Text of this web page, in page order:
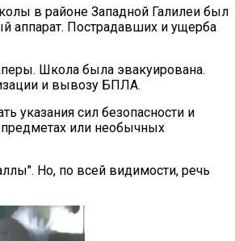
в районе Западной Галилеи был
аппарат. Пострадавших и ущерба
Школа была эвакуирована.
и вывозу БПЛА.
указания сил безопасности и
или необычных
Но, по всей видимости, речь